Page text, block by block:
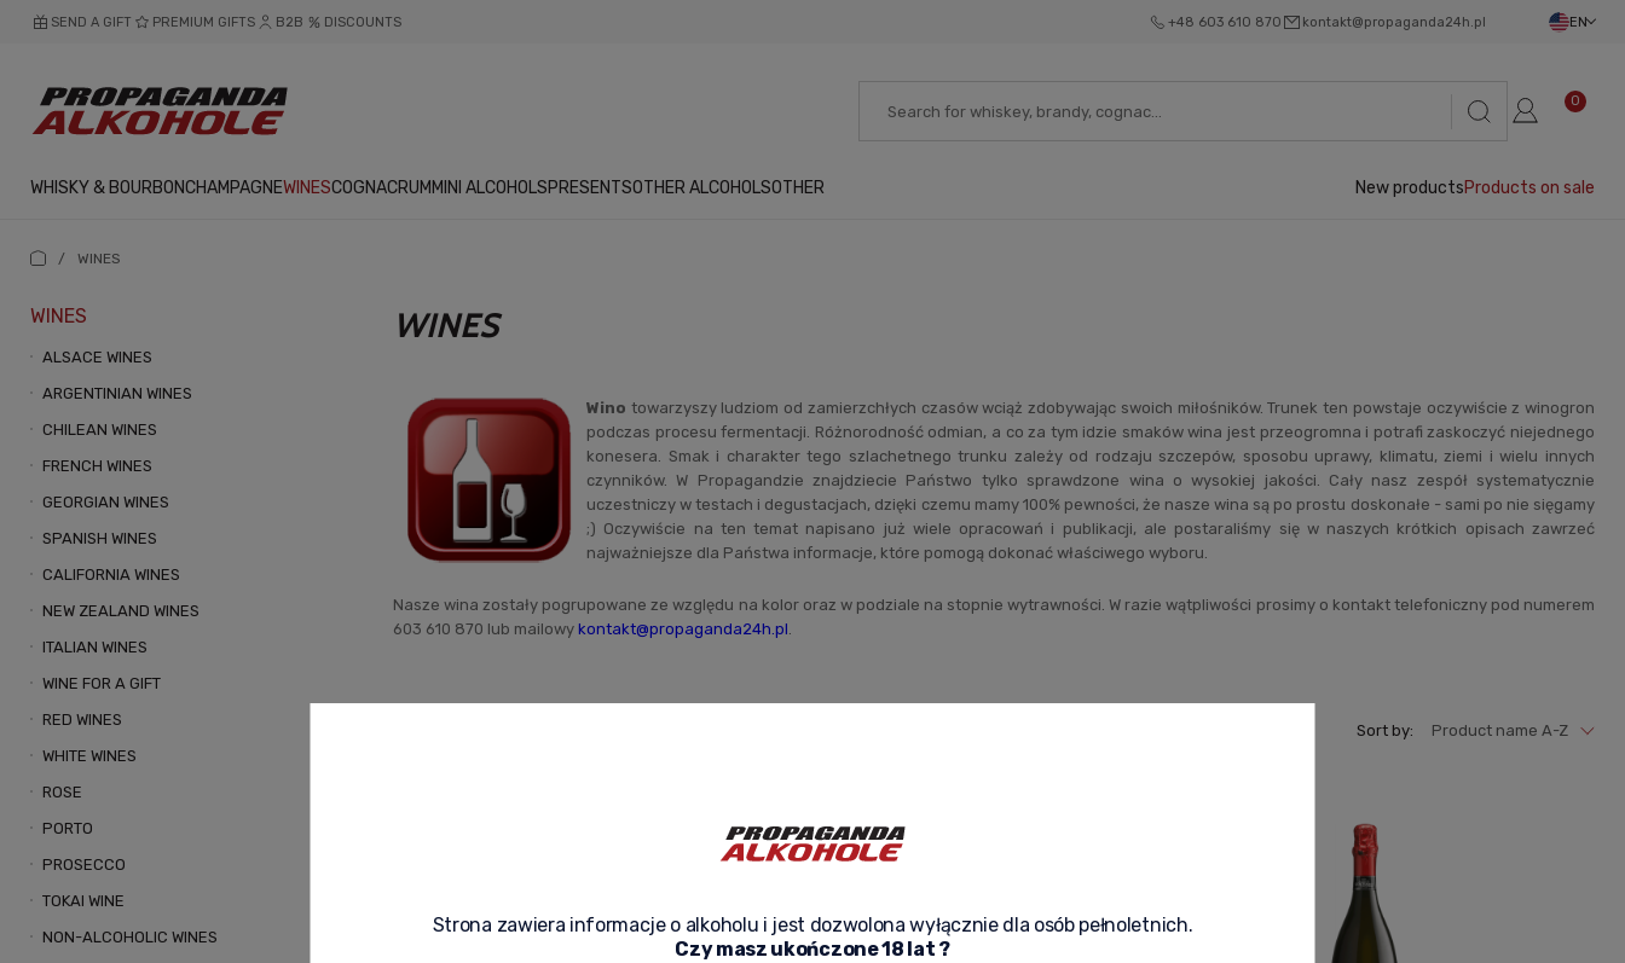
SEND A GIFT PREMIUM GIFTS B2B DISCOUNTS +48 603 610 870 kontakt@propaganda24h.pl EN
0
WHISKY & BOURBONCHAMPAGNEWINESCOGNACRUM MINI ALCOHOLSPRESENTSOTHER ALCOHOLSOTHER New productsProducts on sale
/ WINES
WINES
ALSACE WINES
ARGENTINIAN WINES
CHILEAN WINES
FRENCH WINES
GEORGIAN WINES
SPANISH WINES
CALIFORNIA WINES
NEW ZEALAND WINES
ITALIAN WINES
WINE FOR A GIFT
RED WINES
WHITE WINES
ROSE
PORTO
PROSECCO
TOKAI WINE
NON-ALCOHOLIC WINES
WINES
Wino towarzyszy ludziom od zamierzchłych czasów wciąż zdobywając swoich miłośników. Trunek ten powstaje oczywiście z winogron
podczas procesu fermentacji. Różnorodność odmian, a co za tym idzie smaków wina jest przeogromna i potrafi zaskoczyć niejednego
konesera. Smak i charakter tego szlachetnego trunku zależy od rodzaju szczepów, sposobu uprawy, klimatu, ziemi i wielu innych
czynników. W Propagandzie znajdziecie Państwo tylko sprawdzone wina o wysokiej jakości. Cały nasz zespół systematycznie
uczestniczy w testach i degustacjach, dzięki czemu mamy 100% pewności, że nasze wina są po prostu doskonałe - sami po nie sięgamy
;) Oczywiście na ten temat napisano już wiele opracowań i publikacji, ale postaraliśmy się w naszych krótkich opisach zawrzeć
najważniejsze dla Państwa informacje, które pomogą dokonać właściwego wyboru.
Nasze wina zostały pogrupowane ze względu na kolor oraz w podziale na stopnie wytrawności. W razie wątpliwości prosimy o kontakt telefoniczny pod numerem
603 610 870 lub mailowy kontakt@propaganda24h.pl.
Sort by: Product name A-Z
Strona zawiera informacje o alkoholu i jest dozwolona wyłącznie dla osób pełnoletnich.
Czy masz ukończone 18 lat ?